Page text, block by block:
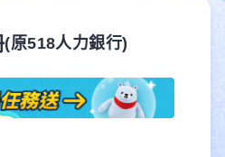
(原518人力銀行)